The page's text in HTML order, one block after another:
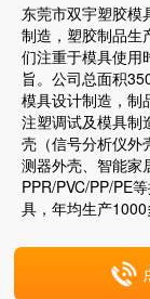
东莞市双宇塑胶模
制造，塑胶制品生
们注重于模具使用
旨。公司总面积
模具设计制造，制
注塑调试及模具制
壳（信号分析仪外
测器外壳、智能家
PPR/PVC/PP/PE
具，年均生产1000